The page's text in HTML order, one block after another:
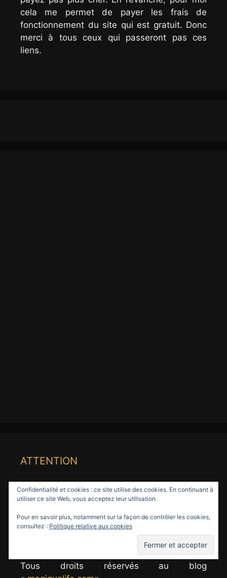
cela me permet de payer les frais de
fonctionnement du site qui est gratuit. Donc
merci à tous ceux qui passeront pas ces
liens.
ATTENTION
Toute reproduction totale ou partielle d’une
photo, ou d’un texte sans mon accord, sous
n’importe quel format (articles, vidéos,
podcast…) pour des fins autres que celles
d’utilisation personnelle, est INTERDITE, sauf
autorisation écrite et préalable.
Tous droits réservés au blog
Confidentialité et cookies : ce site utilise des cookies. En continuant à
utiliser ce site Web, vous acceptez leur utilisation.
Pour en savoir plus, notamment sur la façon de contrôler les cookies,
consultez : Politique relative aux cookies